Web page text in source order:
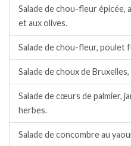
Salade de chou-fleur épicée,
et aux olives.
Salade de chou-fleur, poulet
Salade de choux de
Salade de cœurs de palmier,
herbes.
Salade de concombre au